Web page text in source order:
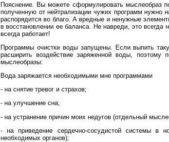
Пояснение. Вы можете сформулировать мыслеобраз
полученную от нейтрализации чужих программ нужно
распорядится во благо. А вредные и ненужные
в восстановлении ее баланса. Не навреди, это
всегда работает!
Программы очистки воды запущены. Если выпить
расширить воздействие заряженной воды,
мыслеобразы:
Вода заряжается необходимыми мне программами
- на снятие тревог и страхов;
- на улучшение сна;
- на устранение причин моих недугов (отдельный
- на приведение сердечно-сосудистой системы в
необходимых органов);